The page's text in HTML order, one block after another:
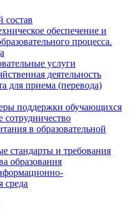
состав
обеспечение и
процесса.
услуги
деятельность
для приема (перевода)
поддержки обучающихся
в образовательной
стандарты и требования
образования
среда